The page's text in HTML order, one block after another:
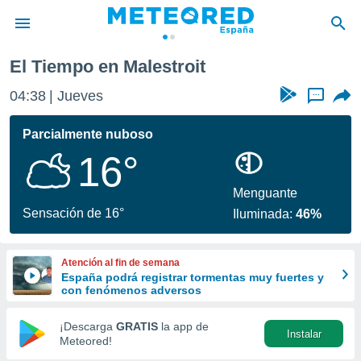
de
por
se
calidad.
a este
las
y
forma
digital
basada
El Tiempo en Malestroit
04:38 Jueves ...
Parcialmente nuboso
16°
Sensación de 16°
Menguante
Iluminada:46%
Atención al fin de semana
España podrá registrar tormentas muy fuertes y
con fenómenos adversos
¡Descarga GRATIS la app de
Meteored!
Instalar